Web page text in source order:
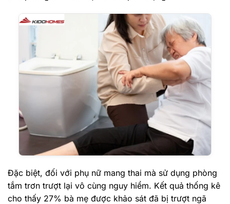
Đặc biệt, đối với phụ nữ mang thai mà sử dụng phòng
tắm trơn trượt lại vô cùng nguy hiểm. Kết quả thống kê
cho thấy 27% bà mẹ được khảo sát đã bị trượt ngã